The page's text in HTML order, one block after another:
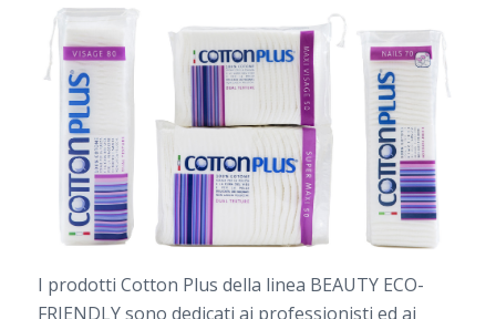
I prodotti Cotton Plus della linea BEAUTY ECO-
FRIENDLY sono dedicati ai professionisti ed ai